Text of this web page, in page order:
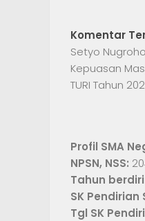
Komentar
Setyo Nugroho
Kepuasan
TURI Tahun
Profil SMA
NPSN, NSS:
Tahun
SK Pendirian
Tgl SK